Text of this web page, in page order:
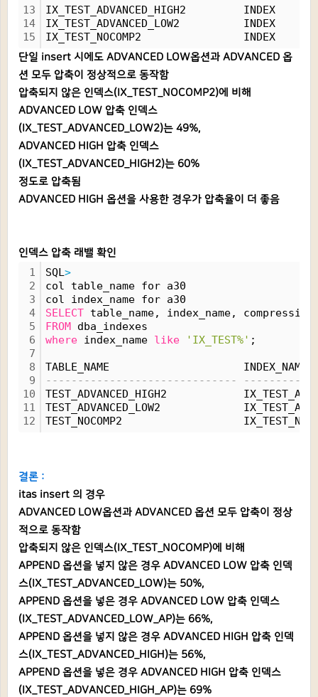
13
14
15
IX_TEST_ADVANCED_HIGH2
IX_TEST_ADVANCED_LOW2
IX_TEST_NOCOMP2
단일 insert 시에도 ADVANCED LOW옵션과 ADVANCED 옵
션 모두 압축이 정상적으로 동작함
압축되지 않은 인덱스(IX_TEST_NOCOMP2)에 비해
ADVANCED LOW 압축 인덱스
(IX_TEST_ADVANCED_LOW2)는 49%,
ADVANCED HIGH 압축 인덱스
(IX_TEST_ADVANCED_HIGH2)는 60%
정도로 압축됨
ADVANCED HIGH 옵션을 사용한 경우가 압축율이 더 좋음
인덱스 압축 래밸 확인
1
2
3
4
5
6
7
8
9
10
11
12
SQL>
col table_name for a30
col index_name for a30
SELECT table_name, index_name, compression
FROM dba_indexes
where index_name like 'IX_TEST%' ;
TABLE_NAME                     INDEX_NAME
------------------------------
TEST_ADVANCED_HIGH2
TEST_ADVANCED_LOW2
TEST_NOCOMP2
결론 :
itas insert 의 경우
ADVANCED LOW옵션과 ADVANCED 옵션 모두 압축이 정상
적으로 동작함
압축되지 않은 인덱스(IX_TEST_NOCOMP)에 비해
APPEND 옵션을 넣지 않은 경우 ADVANCED LOW 압축 인덱
스(IX_TEST_ADVANCED_LOW)는 50%,
APPEND 옵션을 넣은 경우 ADVANCED LOW 압축 인덱스
(IX_TEST_ADVANCED_LOW_AP)는 66%,
APPEND 옵션을 넣지 않은 경우 ADVANCED HIGH 압축 인덱
스(IX_TEST_ADVANCED_HIGH)는 56%,
APPEND 옵션을 넣은 경우 ADVANCED HIGH 압축 인덱스
(IX_TEST_ADVANCED_HIGH_AP)는 69%